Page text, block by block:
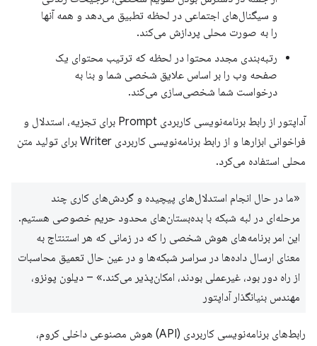
و سیگنال‌های اجتماعی در لحظه تطبیق می‌دهد و همه آنها
را به صورت محلی پردازش می‌کند.
رتبه‌بندی مجدد محتوا در لحظه که ترتیب محتوای یک
صفحه وب را بر اساس علایق شخصی شما و بنا به
درخواست شما شخصی‌سازی می‌کند.
آداپتور از رابط برنامه‌نویسی کاربردی Prompt برای تجزیه، استدلال و
فراخوانی ابزارها و از رابط برنامه‌نویسی کاربردی Writer برای تولید متن
محلی استفاده می‌کرد.
«ما در حال انجام استدلال‌های پیچیده و گردش‌های کاری چند
مرحله‌ای در لبه شبکه با بده‌بستان‌های محدود حریم خصوصی هستیم.
این امر برنامه‌های هوش شخصی را که در زمانی که هر استنتاج به
معنای ارسال داده‌ها در سراسر شبکه‌ها و در عین حال تعمیق محاسبات
از راه دور بود، غیرعملی بودند، امکان‌پذیر می‌کند.» – دیلون پونزو،
مهندس بنیانگذار آداپتور
رابط‌های برنامه‌نویسی کاربردی (API) هوش مصنوعی داخلی کروم،